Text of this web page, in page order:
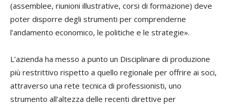
(assemblee, riunioni illustrative, corsi di formazione) deve
poter disporre degli strumenti per comprenderne
l’andamento economico, le politiche e le strategie».
L’azienda ha messo a punto un Disciplinare di produzione
più restrittivo rispetto a quello regionale per offrire ai soci,
attraverso una rete tecnica di professionisti, uno
strumento all’altezza delle recenti direttive per